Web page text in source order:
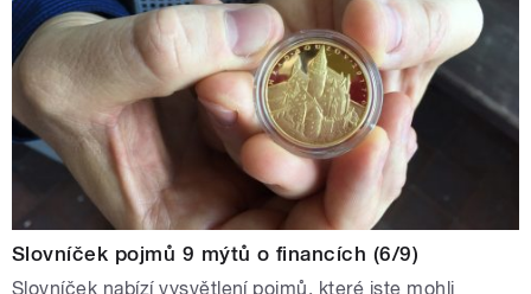
Slovníček pojmů 9 mýtů o financích (6/9)
Slovníček nabízí vysvětlení pojmů, které jste mohli